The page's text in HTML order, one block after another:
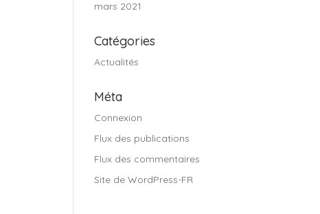
mars 2021
Catégories
Actualités
Méta
Connexion
Flux des publications
Flux des commentaires
Site de WordPress-FR